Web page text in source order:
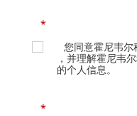
*
您同意霍尼韦尔
，并理解霍尼韦
的个人信息。
*